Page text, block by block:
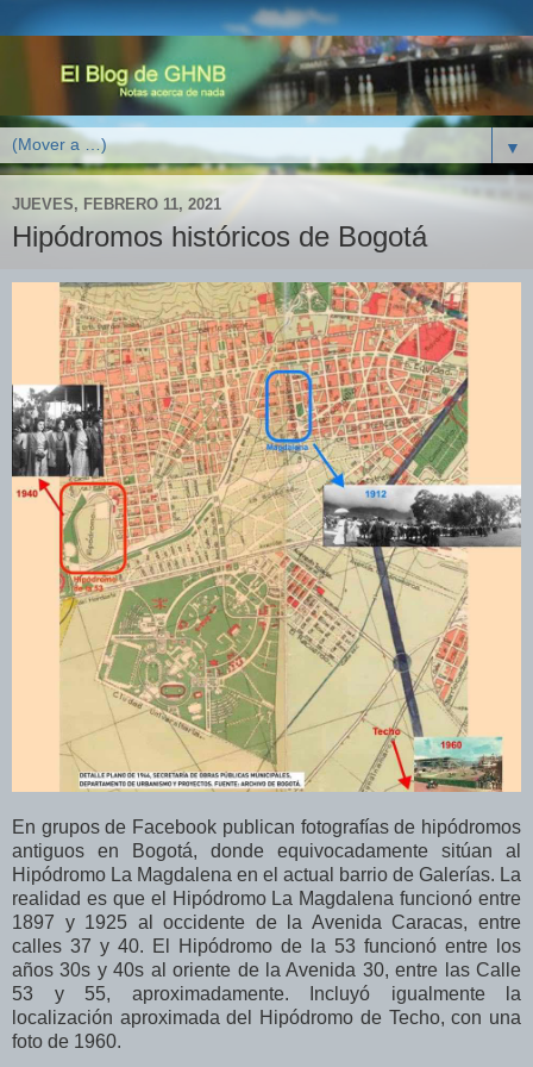
▼
JUEVES, FEBRERO 11, 2021
Hipódromos históricos de Bogotá
En grupos de Facebook publican fotografías de hipódromos
antiguos en Bogotá, donde equivocadamente sitúan al
Hipódromo La Magdalena en el actual barrio de Galerías. La
realidad es que el Hipódromo La Magdalena funcionó entre
1897 y 1925 al occidente de la Avenida Caracas, entre
calles 37 y 40. El Hipódromo de la 53 funcionó entre los
años 30s y 40s al oriente de la Avenida 30, entre las Calle
53 y 55, aproximadamente. Incluyó igualmente la
localización aproximada del Hipódromo de Techo, con una
foto de 1960.